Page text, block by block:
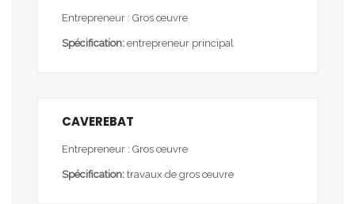
Entrepreneur : Gros œuvre
Spécification: entrepreneur principal
CAVEREBAT
Entrepreneur : Gros œuvre
Spécification: travaux de gros œuvre